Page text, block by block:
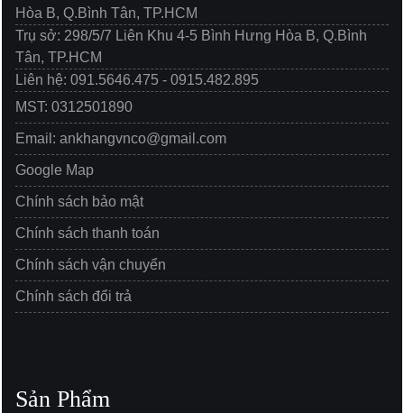
Hòa B, Q.Bình Tân, TP.HCM
Trụ sở: 298/5/7 Liên Khu 4-5 Bình Hưng Hòa B, Q.Bình
Tân, TP.HCM
Liên hệ: 091.5646.475 - 0915.482.895
MST: 0312501890
Email: ankhangvnco@gmail.com
Google Map
Chính sách bảo mật
Chính sách thanh toán
Chính sách vận chuyển
Chính sách đổi trả
Sản Phẩm